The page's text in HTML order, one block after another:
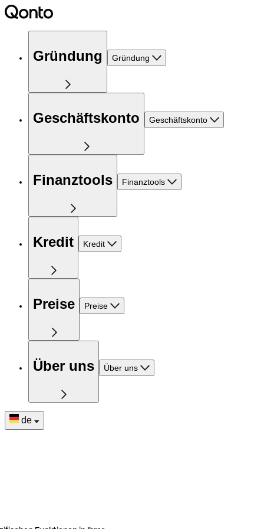
Gründung Gründung
Geschäftskonto Geschäftskonto
Finanztools Finanztools
Kredit Kredit
Preise Preise
Über uns Über uns
de